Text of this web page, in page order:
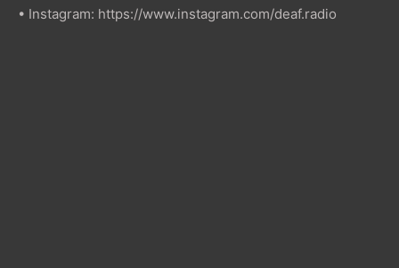
• Instagram: https://www.instagram.com/deaf.radio